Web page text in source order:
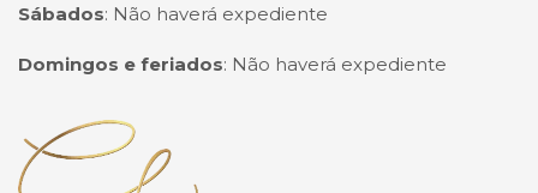
Sábados: Não haverá expediente
Domingos e feriados: Não haverá expediente
Página inicial